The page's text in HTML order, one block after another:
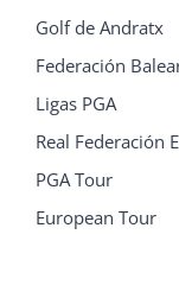
Golf de Andratx
Federación
Ligas PGA
Real Federación
PGA Tour
European Tour